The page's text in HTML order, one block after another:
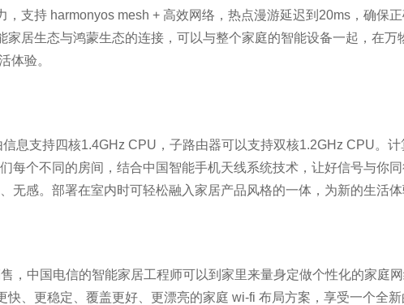
支持 harmonyos mesh + 高效网络，热点漫游延迟到20ms，确保
居生态与鸿蒙生态的连接，可以与整个家庭的智能设备一起，在万
体验。
息支持四核1.4GHz CPU，子路由器可以支持双核1.2GHz CPU。计
每个不同的房间，结合中国智能手机天线系统技术，让好信号与你
感。部署在室内时可轻松融入家居产品风格的一体，为新的生活体
，中国电信的智能家居工程师可以到家里来量身定做个性化的家庭
、更稳定、覆盖更好、更漂亮的家庭 wi-fi 布局方案，享受一个全新